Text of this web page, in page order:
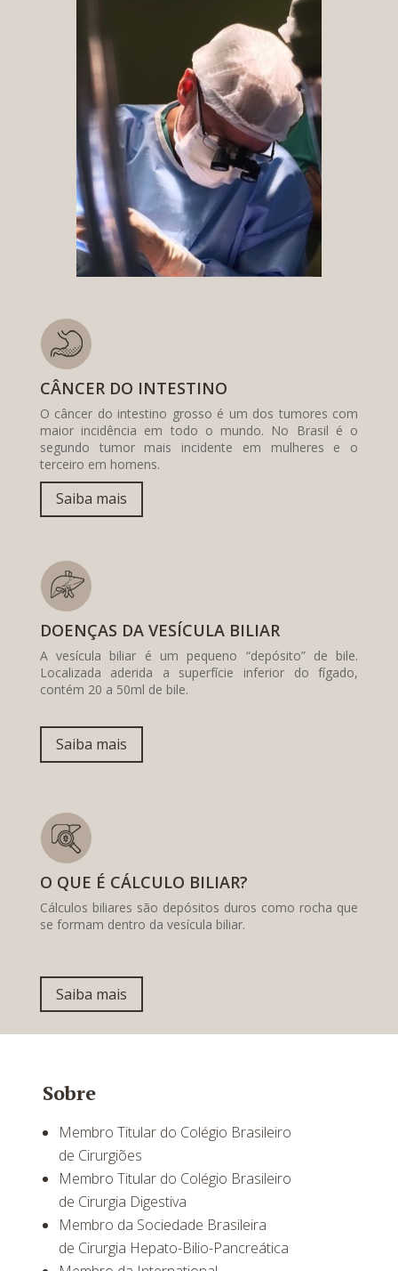
CÂNCER DO INTESTINO
O câncer do intestino grosso é um dos tumores com
maior incidência em todo o mundo. No Brasil é o
segundo tumor mais incidente em mulheres e o
terceiro em homens.
Saiba mais
DOENÇAS DA VESÍCULA BILIAR
A vesícula biliar é um pequeno “depósito” de bile.
Localizada aderida a superfície inferior do fígado,
contém 20 a 50ml de bile.
Saiba mais
O QUE É CÁLCULO BILIAR?
Cálculos biliares são depósitos duros como rocha que
se formam dentro da vesícula biliar.
Saiba mais
Sobre
Membro Titular do Colégio Brasileiro
de Cirurgiões
Membro Titular do Colégio Brasileiro
de Cirurgia Digestiva
Membro da Sociedade Brasileira
de Cirurgia Hepato-Bilio-Pancreática